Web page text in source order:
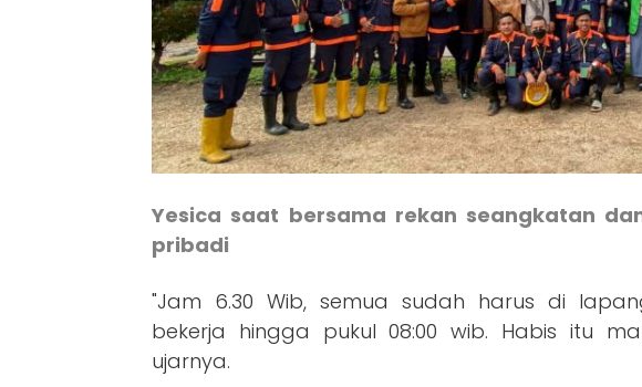
Yesica saat bersama rekan seangkatan
pribadi
"Jam 6.30 Wib, semua sudah harus di
bekerja hingga pukul 08:00 wib. Habis itu
ujarnya.